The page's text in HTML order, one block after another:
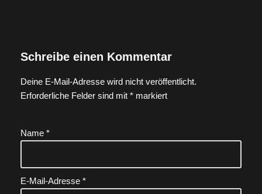
Schreibe einen Kommentar
Deine E-Mail-Adresse wird nicht veröffentlicht.
Erforderliche Felder sind mit * markiert
Name *
E-Mail-Adresse *